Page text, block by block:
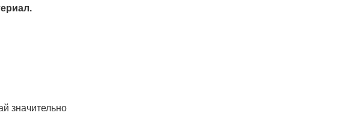
значительно